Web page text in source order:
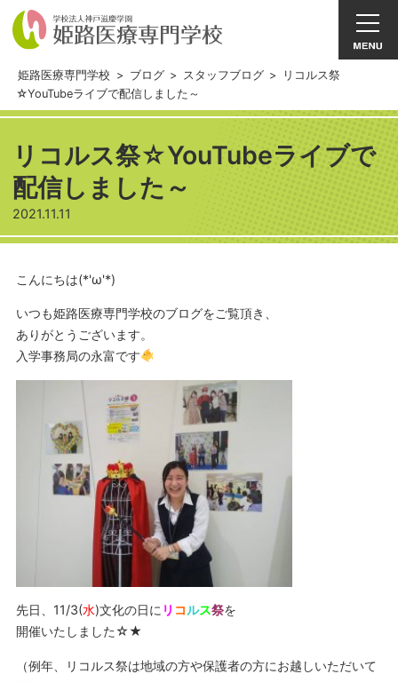
姫路医療専門学校 > ブログ > スタッフブログ >
リコルス祭
☆YouTubeライブで配信しました～
リコルス祭☆YouTubeライブで
配信しました～
2021.11.11
こんにちは(*'ω'*)
いつも姫路医療専門学校のブログをご覧頂き、
ありがとうございます。
入学事務局の永富です
先日、11/3(水)文化の日に リ コルス祭を
開催いたしました☆★
（例年、リコルス祭は地域の方や保護者の方にお越しいただいて